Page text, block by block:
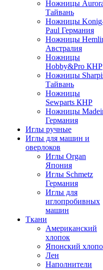
Ножницы
Тайвань
Ножницы
Paul Германия
Ножницы
Австралия
Ножницы
Hobby&Pro КНР
Ножницы
Тайвань
Ножницы
Sewparts КНР
Ножницы
Германия
Иглы ручные
Иглы для машин и
оверлоков
Иглы Organ
Япония
Иглы Schmetz
Германия
Иглы для
иглопробивных
машин
Ткани
Американский
хлопок
Японский
Лен
Наполнители